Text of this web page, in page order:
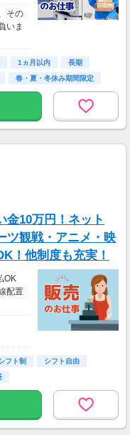
その
いま
1ヵ月以内
長期
春・夏・冬休み期間限定
金10万円！ネット
ツ観戦・アニメ・映
！他制度も充実！
OK
配置
フト制
シフト自由